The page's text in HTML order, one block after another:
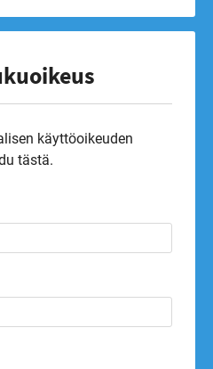
käyttöoikeuden
tästä.